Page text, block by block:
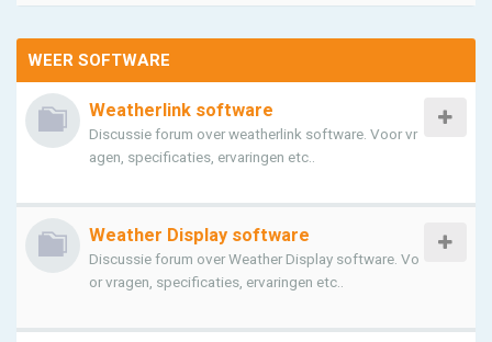
WEER SOFTWARE
Weatherlink software
Discussie forum over weatherlink software. Voor vr
agen, specificaties, ervaringen etc..
Weather Display software
Discussie forum over Weather Display software. Vo
or vragen, specificaties, ervaringen etc..